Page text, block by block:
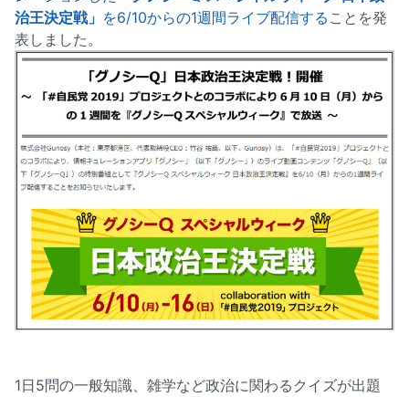
治王決定戦」 を6/10からの1週間ライブ配信する ことを発
表しました。
1日5問の一般知識、雑学など政治に関わるクイズが出題